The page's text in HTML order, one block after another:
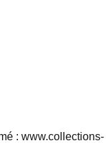
: www.collections-